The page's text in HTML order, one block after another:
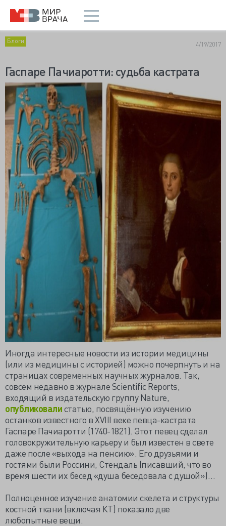
Блоги 4/19/2017
Гаспаре Пачиаротти: судьба кастрата
Иногда интересные новости из истории медицины
(или из медицины с историей) можно почерпнуть и на
страницах современных научных журналов. Так,
совсем недавно в журнале Scientific Reports,
входящий в издательскую группу Nature,
опубликовалистатью, посвящённую изучению
останков известного в XVIII веке певца-кастрата
Гаспаре Пачиаротти (1740-1821). Этот певец сделал
головокружительную карьеру и был известен в свете
даже после «выхода на пенсию». Его друзьями и
гостями были Россини, Стендаль (писавший, что во
время шести их бесед «душа беседовала с душой»)…
Полноценное изучение анатомии скелета и структуры
костной ткани (включая КТ) показало две
любопытные вещи.